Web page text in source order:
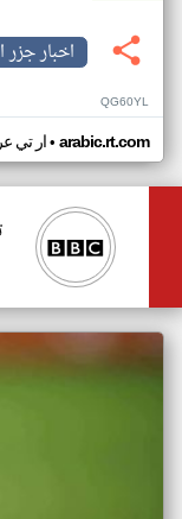
اخبار جزر
QG60YL
ار تي• arabic.rt.com